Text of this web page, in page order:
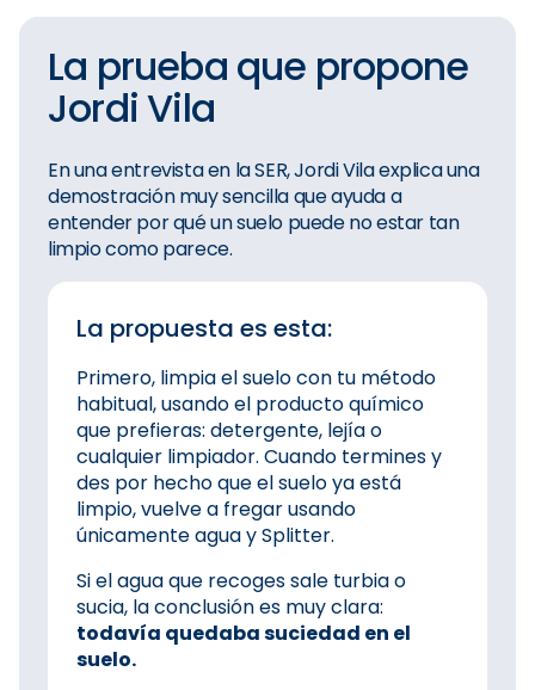
La prueba que propone
Jordi Vila
En una entrevista en la SER, Jordi Vila explica una
demostración muy sencilla que ayuda a
entender por qué un suelo puede no estar tan
limpio como parece.
La propuesta es esta:
Primero, limpia el suelo con tu método
habitual, usando el producto químico
que prefieras: detergente, lejía o
cualquier limpiador. Cuando termines y
des por hecho que el suelo ya está
limpio, vuelve a fregar usando
únicamente agua y Splitter.
Si el agua que recoges sale turbia o
sucia, la conclusión es muy clara:
todavía quedaba suciedad en el
suelo.